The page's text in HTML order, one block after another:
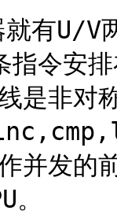
指令安
是非对
并发的